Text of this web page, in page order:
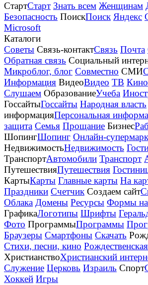
СтартСтарт Знать всем Женщинам
Безопасность ПоискПоиск Яндекс
Microsoft
Каталоги
Советы Связь-контактСвязь Почта
Обратная связь Социальный
Микроблог, блог Совместно СМИ
Информация ВидеоВидео TB Кино
Слушаем ОбразованиеУчеба
ГоссайтыГоссайты Народная власть
информацияПерсональная
защита Семья Прощание Бизнес
ШопингШопинг Онлайн-
НедвижимостьНедвижимость
ТранспортАвтомобили Транспорт
ПутешествияПутешествия
КартыКарты Главные карты На
Праздники Счетчик Создаем сайт
Облака Домены Ресурсы Формы на
ГрафикаЛоготипы Шрифты
Фото ПрограммыПрограммы
Браузеры Смартфоны Скачать
Стихи, песни, кино
ХристианствоХристианский
Служение Церковь Израиль Спорт
Хоккей Игры